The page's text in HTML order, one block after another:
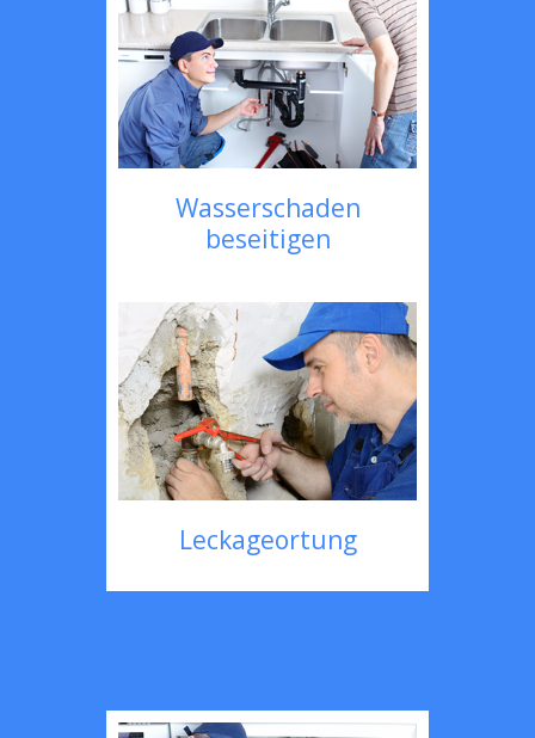
Wasserschaden
beseitigen
Leckageortung